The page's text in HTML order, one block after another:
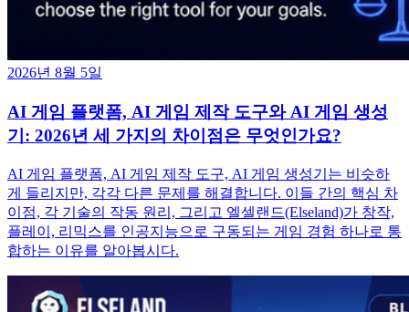
2026년 8월 5일
AI 게임 플랫폼, AI 게임 제작 도구와 AI 게임 생성
기: 2026년 세 가지의 차이점은 무엇인가요?
AI 게임 플랫폼, AI 게임 제작 도구, AI 게임 생성기는 비슷하
게 들리지만, 각각 다른 문제를 해결합니다. 이들 간의 핵심 차
이점, 각 기술의 작동 원리, 그리고 엘셀랜드(Elseland)가 창작,
플레이, 리믹스를 인공지능으로 구동되는 게임 경험 하나로 통
합하는 이유를 알아봅시다.